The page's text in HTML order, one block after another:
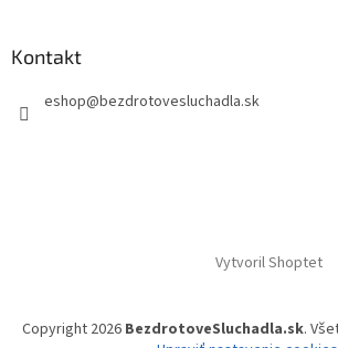
Kontakt
eshop@bezdrotovesluchadla.sk
Vytvoril Shoptet
Copyright 2026 BezdrotoveSluchadla.sk.